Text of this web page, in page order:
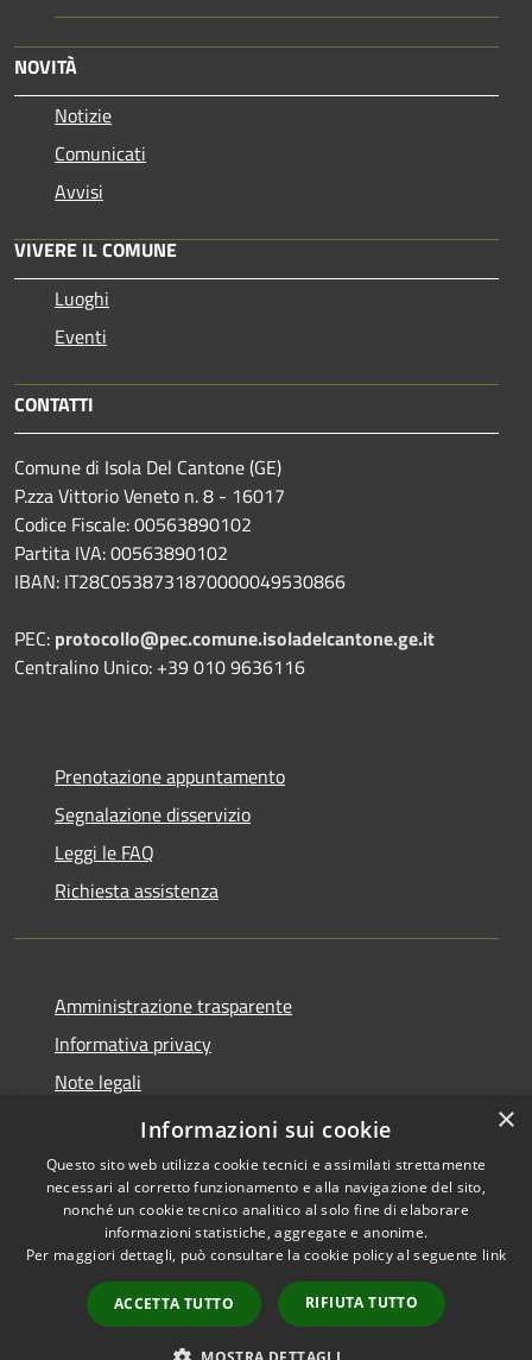
NOVITÀ
Notizie
Comunicati
Avvisi
VIVERE IL COMUNE
Luoghi
Eventi
CONTATTI
Comune di Isola Del Cantone (GE)
P.zza Vittorio Veneto n. 8 - 16017
Codice Fiscale: 00563890102
Partita IVA: 00563890102
IBAN: IT28C0538731870000049530866
PEC: protocollo@pec.comune.isoladelcantone.ge.it
Centralino Unico: +39 010 9636116
Prenotazione appuntamento
Segnalazione disservizio
Leggi le FAQ
Richiesta assistenza
Amministrazione trasparente
Informativa privacy
Note legali
Dichiarazione di accessibilità
Accessibilità
Copyright © 2026 • Comune di
Isola del Cantone • Powered by
Municipium•
Accesso
redazione
×
Informazioni sui cookie
Questo sito web utilizza cookie tecnici e assimilati strettamente
necessari al corretto funzionamento e alla navigazione del sito,
nonché un cookie tecnico analitico al solo fine di elaborare
informazioni statistiche, aggregate e anonime.
Per maggiori dettagli, può consultare la cookie policy al seguente link
ACCETTA TUTTO RIFIUTA TUTTO